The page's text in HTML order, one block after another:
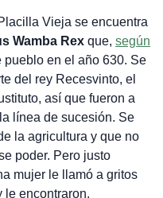
Vieja se encuentra
Wamba Rexque, según
pueblo en el año 630. Se
del rey Recesvinto, el
así que fueron a
línea de sucesión. Se
la agricultura y que no
poder. Pero justo
mujer le llamó a gritos
le encontraron.